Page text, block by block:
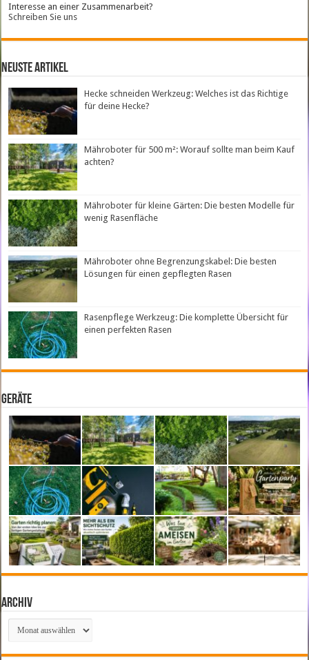
Interesse an einer Zusammenarbeit?
Schreiben Sie uns
neuste Artikel
Hecke schneiden Werkzeug: Welches ist das Richtige
für deine Hecke?
Mähroboter für 500 m²: Worauf sollte man beim Kauf
achten?
Mähroboter für kleine Gärten: Die besten Modelle für
wenig Rasenfläche
Mähroboter ohne Begrenzungskabel: Die besten
Lösungen für einen gepflegten Rasen
Rasenpflege Werkzeug: Die komplette Übersicht für
einen perfekten Rasen
Geräte
Archiv
Archiv